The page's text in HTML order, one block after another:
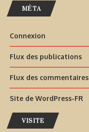
MÉTA
Connexion
Flux des publications
Flux des commentaires
Site de WordPress-FR
VISITE